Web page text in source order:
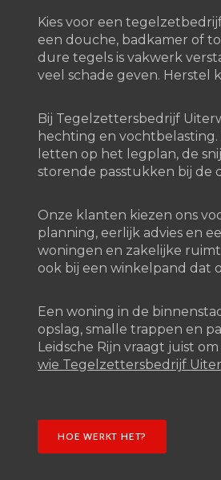
Kies voor een
een douche, badkamer of
dure tegels is vakwerk
veel schade geven. Herstel
Bij Tegelzettersbedrijf
hechting en
letten op het legplan, de
storende passtukken bij de
Onze klanten kiezen ons
planning, eerlijk advies en
woningen en zakelijke
ook bij een winkelpand dat
Een woning in de
opslag, smalle trappen en
Leidsche Rijn vraagt juist
wie Tegelzettersbedrijf
HOE WERKT HET?